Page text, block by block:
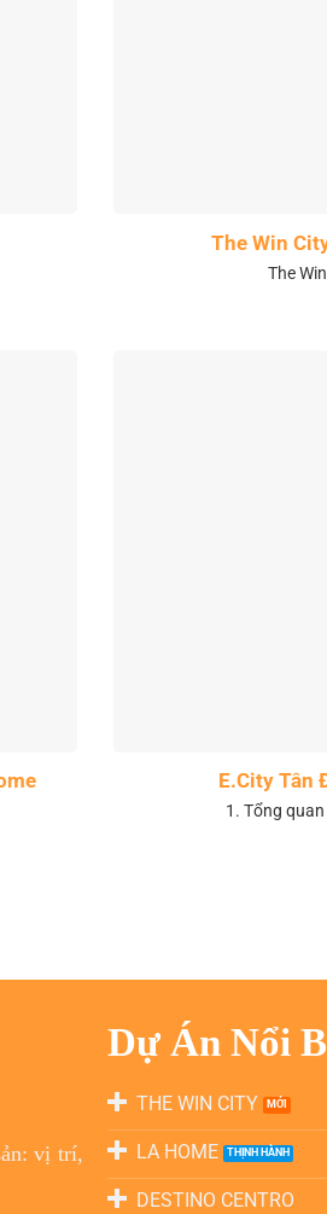
The Win
The
E.City Tân
1. Tổng
vị trí,
Dự Án Nổi
THE WIN CITY
LA HOME
DESTINO CENTRO